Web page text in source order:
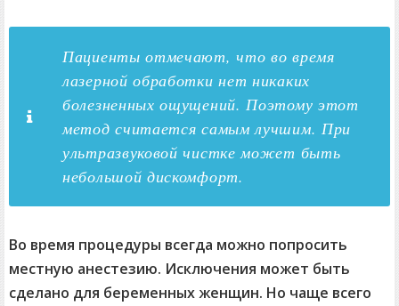
Пациенты отмечают, что во время
лазерной обработки нет никаких
болезненных ощущений. Поэтому этот
метод считается самым лучшим. При
ультразвуковой чистке может быть
небольшой дискомфорт.
Во время процедуры всегда можно попросить
местную анестезию. Исключения может быть
сделано для беременных женщин. Но чаще всего